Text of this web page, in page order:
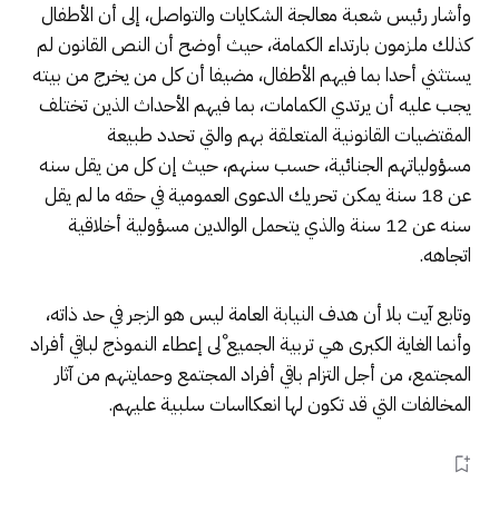
وأشار رئيس شعبة معالجة الشكايات والتواصل، إلى أن الأطفال
كذلك ملزمون بارتداء الكمامة، حيث أوضح أن النص القانون لم
يستثني أحدا بما فيهم الأطفال، مضيفا أن كل من يخرج من بيته
يجب عليه أن يرتدي الكمامات، بما فيهم الأحداث الذين تختلف
المقتضيات القانونية المتعلقة بهم والتي تحدد طبيعة
مسؤولياتهم الجنائية، حسب سنهم، حيث إن كل من يقل سنه
عن 18 سنة يمكن تحريك الدعوى العمومية في حقه ما لم يقل
سنه عن 12 سنة والذي يتحمل الوالدين مسؤولية أخلاقية
اتجاهه.
وتابع آيت بلا أن هدف النيابة العامة ليس هو الزجر في حد ذاته،
وأنما الغاية الكبرى هي تربية الجميع ْلى إعطاء النموذج لباقي أفراد
المجتمع، من أجل التزام باقي أفراد المجتمع وحمايتهم من آثار
المخالفات التي قد تكون لها انعكااسات سلبية عليهم.